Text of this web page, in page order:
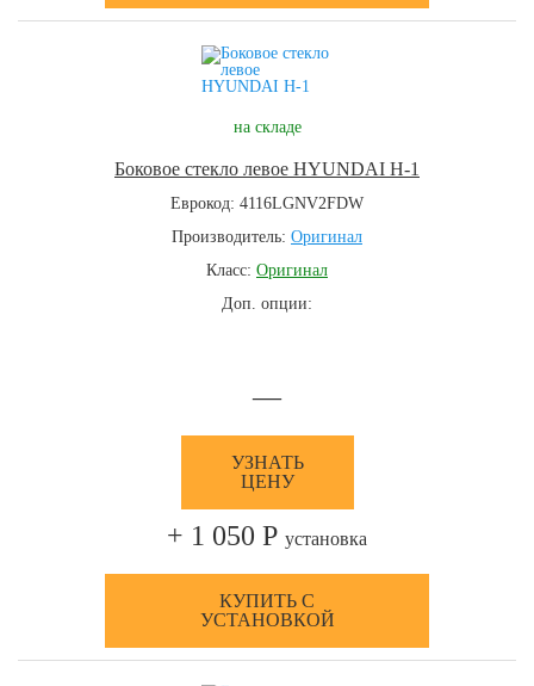
на складе
Боковое стекло левое HYUNDAI H-1
Еврокод: 4116LGNV2FDW
Производитель: Оригинал
Класс: Оригинал
Доп. опции:
—
УЗНАТЬ
ЦЕНУ
+ 1 050 Р установка
КУПИТЬ С
УСТАНОВКОЙ